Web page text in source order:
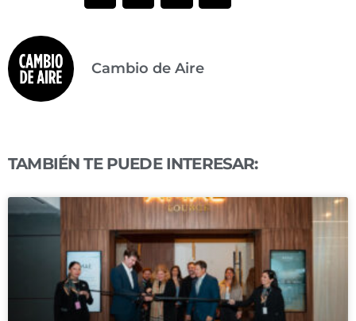
Cambio de Aire
TAMBIÉN TE PUEDE INTERESAR: